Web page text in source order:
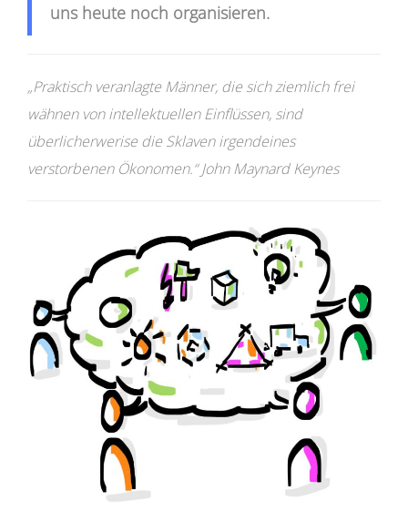
uns heute noch organisieren.
„Praktisch veranlagte Männer, die sich ziemlich frei
wähnen von intellektuellen Einflüssen, sind
überlicherwerise die Sklaven irgendeines
verstorbenen Ökonomen.“ John Maynard Keynes